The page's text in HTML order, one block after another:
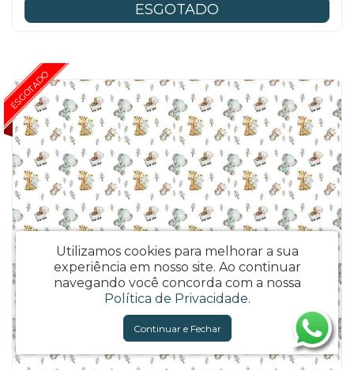
ESGOTADO
ESGOTADO
Utilizamos cookies para melhorar a sua
experiência em nosso site. Ao continuar
navegando você concorda com a nossa
Política de Privacidade.
Continuar e Fechar